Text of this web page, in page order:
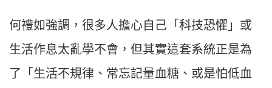
何禮如強調，很多人擔心自己「科技恐懼」或
生活作息太亂學不會，但其實這套系統正是為
了「生活不規律、常忘記量血糖、或是怕低血